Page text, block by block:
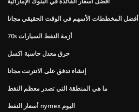
أفضل المخططات الأسهم في الوقت الحقيقي مجانا
70s أزمة النفط السيارات
حرق معدل حاسبة اكسل
إنشاء تدفق على الانترنت مجانا
ما هي المنطقة التي تصدر معظم النفط
أسعار النفط nymex اليوم